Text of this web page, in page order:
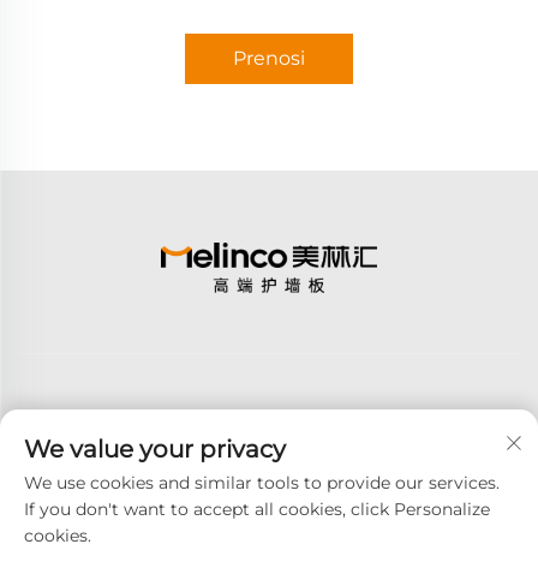
Prenosi
Pretplati se
We value your privacy
We use cookies and similar tools to provide our services.
If you don't want to accept all cookies, click Personalize
cookies.